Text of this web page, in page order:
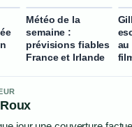
Météo de la
semaine :
prévisions fiables
France et Irlande
au